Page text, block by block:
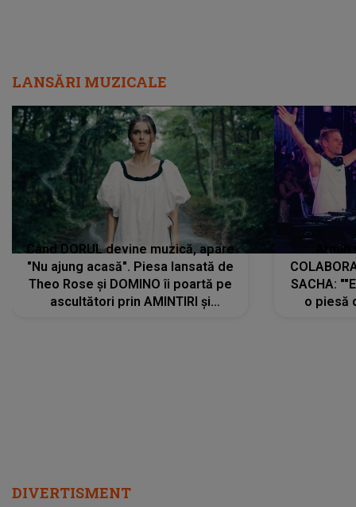
LANSĂRI MUZICALE
Când DORUL devine muzică, apare
"Nu ajung acasă". Piesa lansată de
Theo Rose și DOMINO îi poartă pe
ascultători prin AMINTIRI și
SACHA:
o piesă
DIVERTISMENT